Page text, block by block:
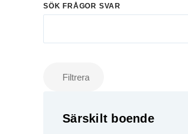
SÖK FRÅGOR SVAR
Filtrera
Särskilt boende